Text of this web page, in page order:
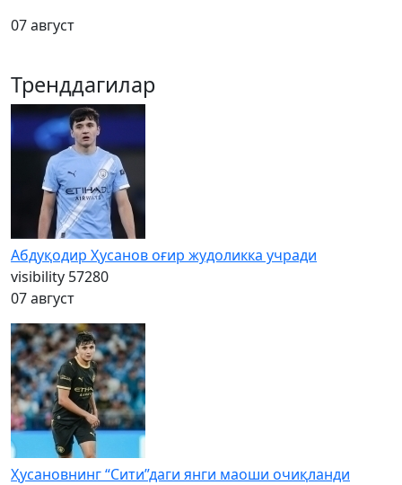
07 август
Тренддагилар
Абдуқодир Ҳусанов оғир жудоликка учради
visibility 57280
07 август
Ҳусановнинг “Сити”даги янги маоши очиқланди